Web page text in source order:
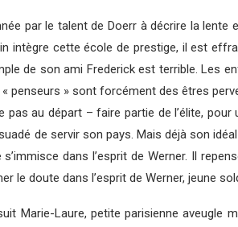
par le talent de Doerr à décrire la
intègre cette école de prestige, il est
de son ami Frederick est terrible. Les
penseurs » sont forcément des êtres
pas au départ – faire partie de l’élite,
de servir son pays. Mais déjà son
dans l’esprit de Werner. Il
le doute dans l’esprit de Werner, jeune
Marie-Laure, petite parisienne